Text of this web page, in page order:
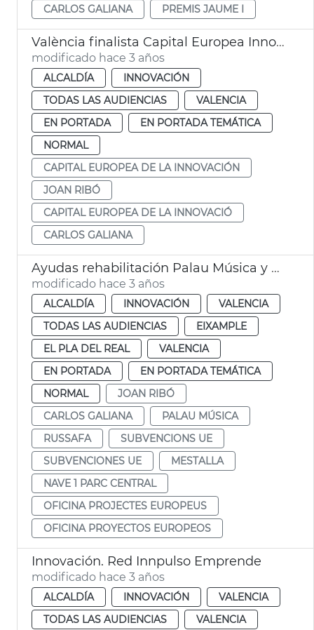
CARLOS GALIANA
PREMIS JAUME I
València finalista Capital Europea Innovación
modificado hace 3 años
ALCALDÍA
INNOVACIÓN
TODAS LAS AUDIENCIAS
VALENCIA
EN PORTADA
EN PORTADA TEMÁTICA
NORMAL
CAPITAL EUROPEA DE LA INNOVACIÓN
JOAN RIBÓ
CAPITAL EUROPEA DE LA INNOVACIÓ
CARLOS GALIANA
Ayudas rehabilitación Palau Música y Nave 1 Parc Central
modificado hace 3 años
ALCALDÍA INNOVACIÓN
VALENCIA
TODAS LAS AUDIENCIAS
EIXAMPLE
EL PLA DEL REAL
VALENCIA
EN PORTADA
EN PORTADA TEMÁTICA
NORMAL
JOAN RIBÓ
CARLOS GALIANA
PALAU MÚSICA
RUSSAFA
SUBVENCIONS UE
SUBVENCIONES UE
MESTALLA
NAVE 1 PARC CENTRAL
OFICINA PROJECTES EUROPEUS
OFICINA PROYECTOS EUROPEOS
Innovación. Red Innpulso Emprende
modificado hace 3 años
ALCALDÍA INNOVACIÓN
VALENCIA
TODAS LAS AUDIENCIAS
VALENCIA